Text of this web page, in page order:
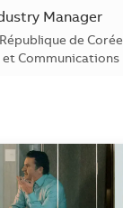
Manager
de Corée
Communications